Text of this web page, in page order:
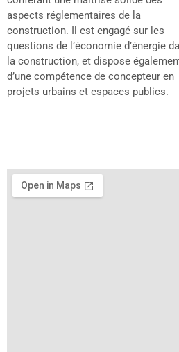
aspects réglementaires de la
construction. Il est engagé sur les
questions de l’économie d’énergie
la construction, et dispose
d’une compétence de concepteur en
projets urbains et espaces publics.